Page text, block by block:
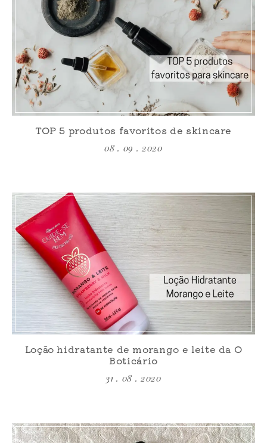
TOP 5 produtos favoritos de skincare
08 . 09 . 2020
Loção hidratante de morango e leite da O
Boticário
31 . 08 . 2020